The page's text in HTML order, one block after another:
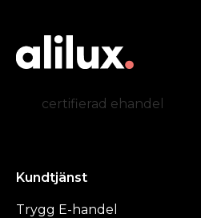
certifierad ehandel
Kundtjänst
Trygg E-handel